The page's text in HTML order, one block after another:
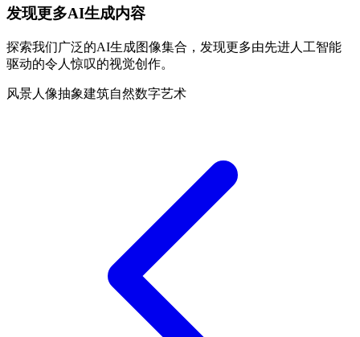
发现更多AI生成内容
探索我们广泛的AI生成图像集合，发现更多由先进人工智能
驱动的令人惊叹的视觉创作。
风景人像抽象建筑自然数字艺术